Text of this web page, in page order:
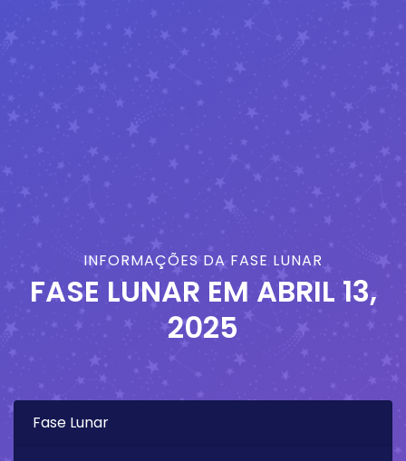
INFORMAÇÕES DA FASE LUNAR
FASE LUNAR EM ABRIL 13,
2025
Fase Lunar